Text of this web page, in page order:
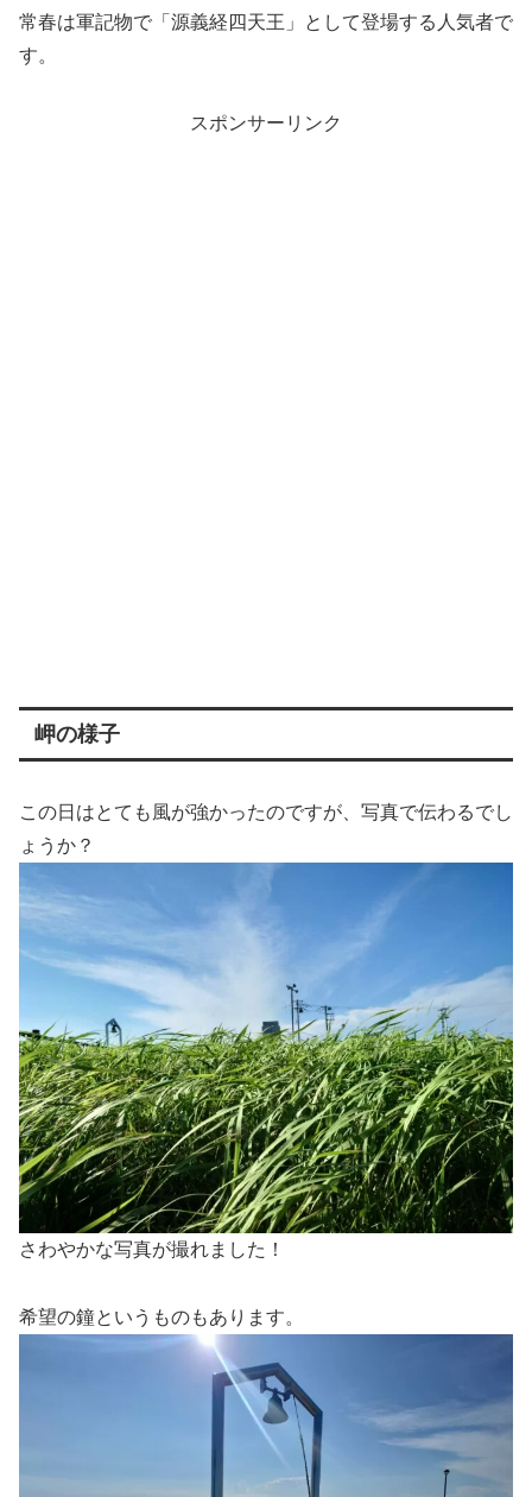
常春は軍記物で「源義経四天王」として登場する人気者で
す。
スポンサーリンク
岬の様子
この日はとても風が強かったのですが、写真で伝わるでし
ょうか？
さわやかな写真が撮れました！
希望の鐘というものもあります。